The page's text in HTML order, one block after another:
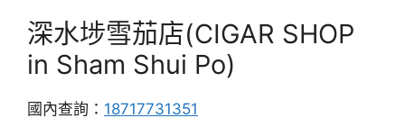
深水埗雪茄店(CIGAR SHOP
in Sham Shui Po)
國內查詢： 18717731351